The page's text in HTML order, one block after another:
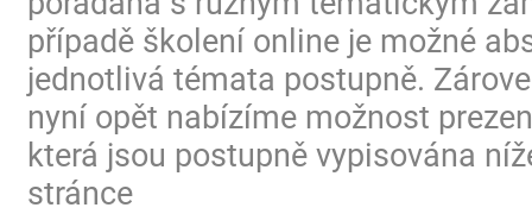
případě školení online je možné
jednotlivá témata postupně.
nyní opět nabízíme možnost
která jsou postupně vypisována
stránce